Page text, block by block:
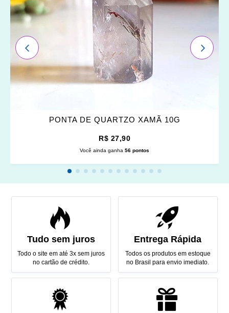
FAVORITOS
PONTA DE QUARTZO XAMÃ 10G
R$ 27,90
Você ainda ganha 56 pontos
ANTERIOR
Tudo sem juros
Todo o site em até 3x sem juros
no cartão de crédito.
Entrega Rápida
Todos os produtos em estoque
no Brasil para envio imediato.